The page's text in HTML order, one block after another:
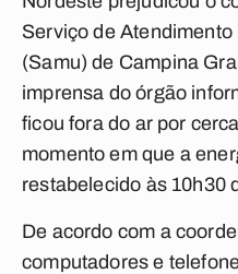
Serviço de
(Samu) de Campina
imprensa do órgão
ficou fora do ar por
momento em que a
restabelecido às 10h30
De acordo com a
computadores e